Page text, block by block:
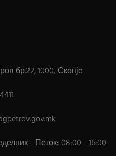
бр.22, 1000, Скопје
- Петок: 08:00 - 16:00